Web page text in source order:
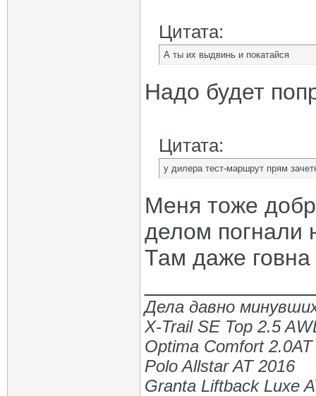
Цитата:
А ты их выдвинь и покатайся
Надо будет
Цитата:
у дилера тест-маршрут прям
Меня тоже
делом погнали
Там даже
Дела давно
X-Trail SE Top 2.5
Optima Comfort
Polo Allstar AT 2016
Granta Liftback Luxe